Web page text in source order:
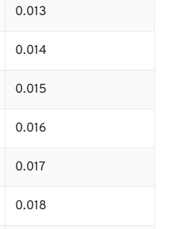
0.013
0.014
0.015
0.016
0.017
0.018